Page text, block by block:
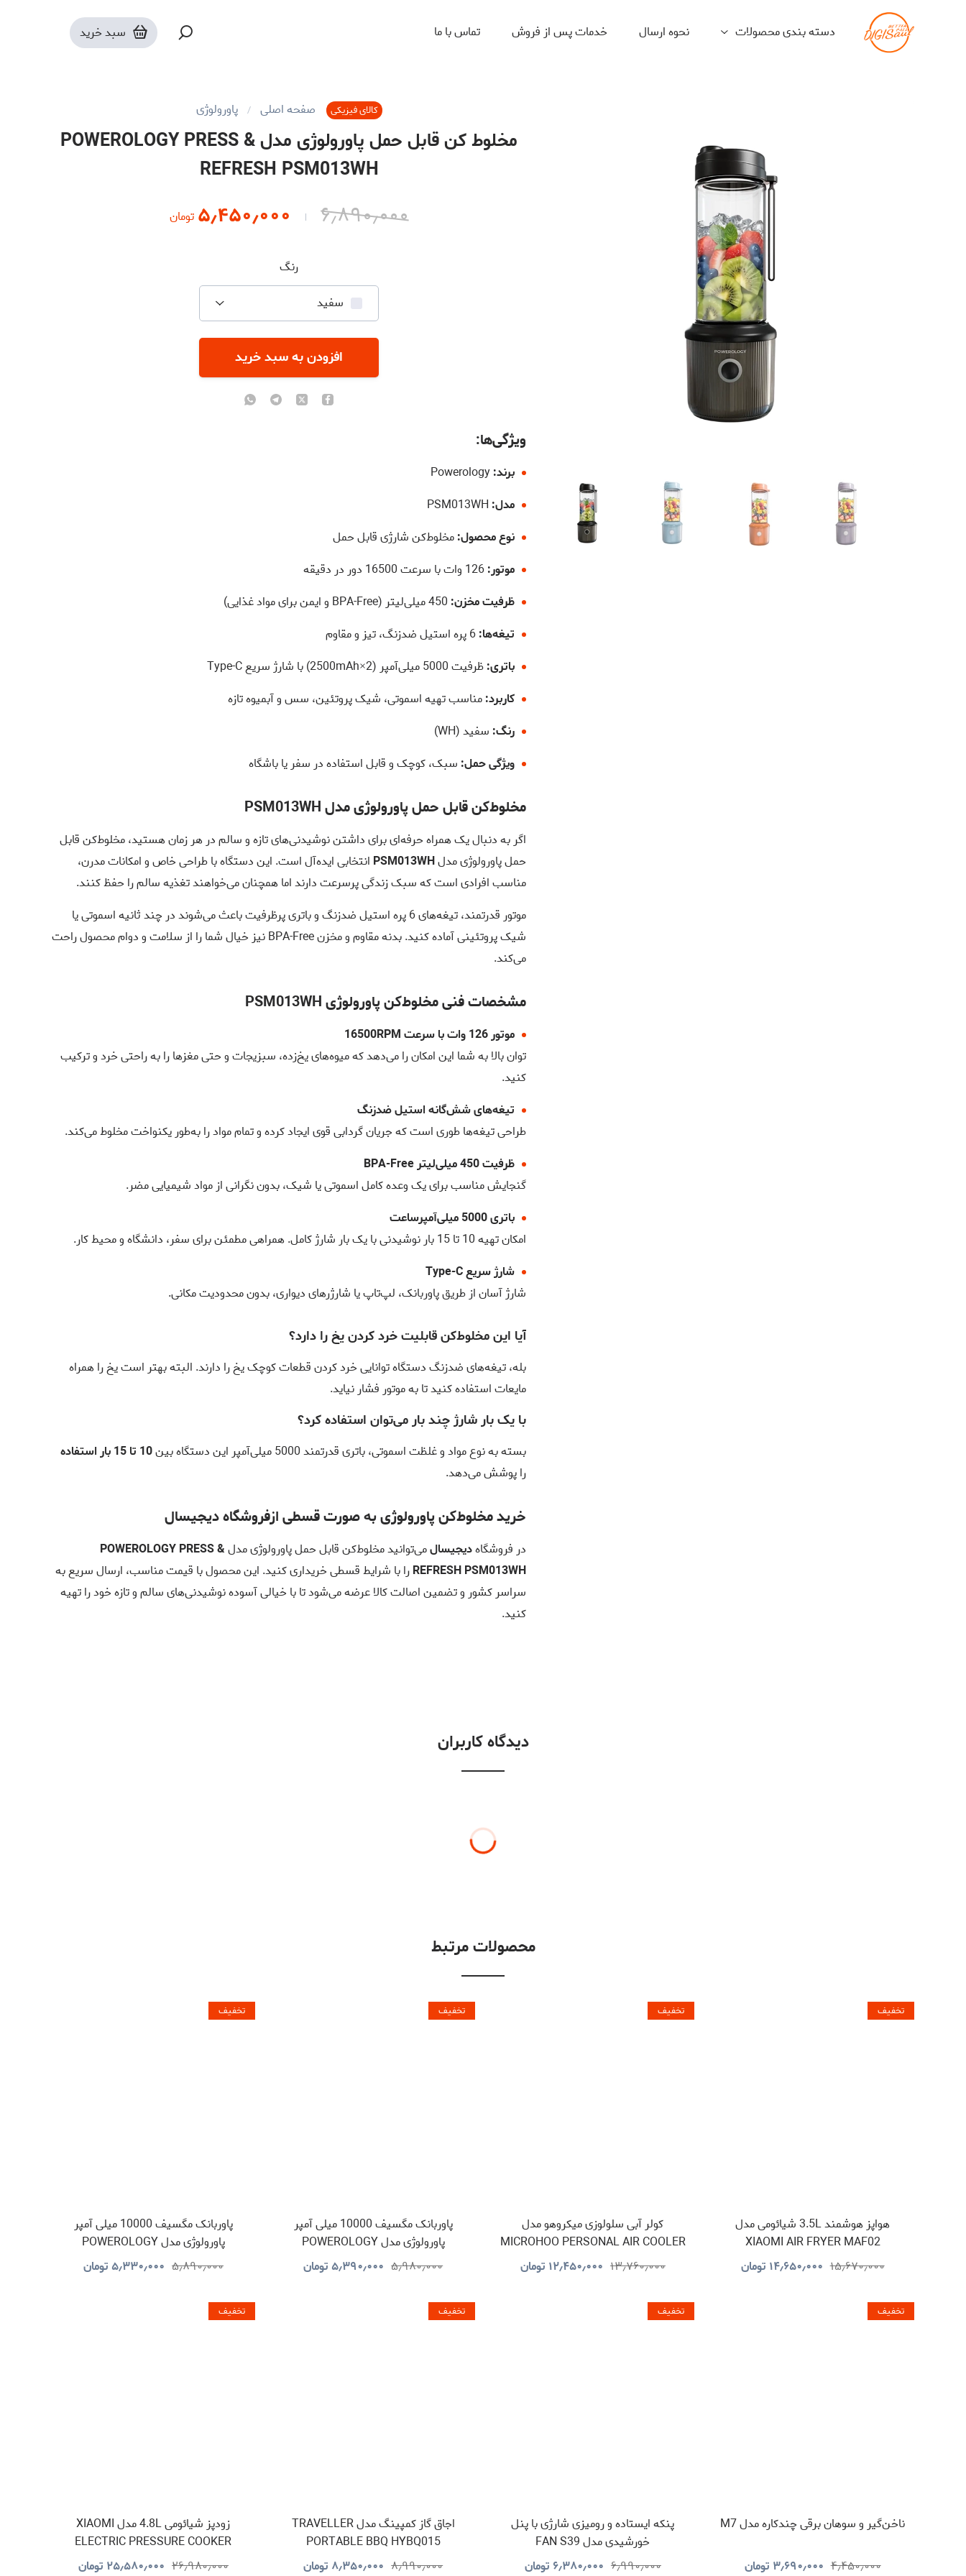
دسته بندی محصولات نحوه ارسال خدمات پس از فروش تماس با ما سبد خرید
کالای فیزیکی صفحه اصلی پاورولوژی
مخلوط کن قابل حمل پاورولوژی مدل POWEROLOGY PRESS &
REFRESH PSM013WH
۶٫۸۹۰٫۰۰۰ ۵٫۴۵۰٫۰۰۰ تومان
رنگ
سفید
افزودن به سبد خرید
ویژگی‌ها:
برند:
مدل:
نوع محصول:مخلوط‌کن شارژی قابل حمل
موتور:
ظرفیت مخزن:
تیغه‌ها:
باتری:ظرفیت 5000 میلی‌آمپر (2×2500mAh) با شارژ سریع Type-C
کاربرد:مناسب تهیه اسموتی، شیک پروتئین، سس و آبمیوه تازه
رنگ: سفید (WH)
ویژگی حمل: سبک، کوچک و قابل استفاده در سفر یا باشگاه
مخلوط‌کن قابل حمل پاورولوژی مدل PSM013WH
اگر به دنبال یک همراه حرفه‌ای برای داشتن نوشیدنی‌های تازه و سالم در هر زمان هستید، مخلوط‌کن قابل
حمل پاورولوژی مدلPSM013WH انتخابی ایده‌آل است. این دستگاه با طراحی خاص و امکانات مدرن،
مناسب افرادی است که سبک زندگی پرسرعت دارند اما همچنان می‌خواهند تغذیه سالم را حفظ کنند.
موتور قدرتمند، تیغه‌های 6 پره استیل ضدزنگ و باتری پرظرفیت باعث می‌شوند در چند ثانیه اسموتی یا
شیک پروتئینی آماده کنید. بدنه مقاوم و مخزن BPA-Free نیز خیال شما را از سلامت و دوام محصول راحت
می‌کند.
مشخصات فنی مخلوط‌کن پاورولوژی PSM013WH
موتور 126 وات با سرعت 16500RPM
توان بالا به شما این امکان را می‌دهد که میوه‌های یخ‌زده، سبزیجات و حتی مغزها را به راحتی خرد و ترکیب
کنید.
تیغه‌های شش‌گانه استیل ضدزنگ
طراحی تیغه‌ها طوری است که جریان گردابی قوی ایجاد کرده و تمام مواد را به‌طور یکنواخت مخلوط می‌کند.
ظرفیت 450 میلی‌لیتر BPA-Free
گنجایش مناسب برای یک وعده کامل اسموتی یا شیک، بدون نگرانی از مواد شیمیایی مضر.
باتری 5000 میلی‌آمپرساعت
امکان تهیه 10 تا 15 بار نوشیدنی با یک بار شارژ کامل. همراهی مطمئن برای سفر، دانشگاه و محیط کار.
شارژ سریع Type-C
شارژ آسان از طریق پاوربانک، لپ‌تاپ یا شارژرهای دیواری، بدون محدودیت مکانی.
آیا این مخلوط‌کن قابلیت خرد کردن یخ را دارد؟
بله، تیغه‌های ضدزنگ دستگاه توانایی خرد کردن قطعات کوچک یخ را دارند. البته بهتر است یخ را همراه
مایعات استفاده کنید تا به موتور فشار نیاید.
با یک بار شارژ چند بار می‌توان استفاده کرد؟
بسته به نوع مواد و غلظت اسموتی، باتری قدرتمند 5000 میلی‌آمپر این دستگاه بین
10 تا 15 بار استفاده
را پوشش می‌دهد.
خرید مخلوط‌کن پاورولوژی به صورت قسطی ازفروشگاه دیجیسال
در فروشگاهدیجیسالمی‌توانید مخلوط‌کن قابل حمل پاورولوژی مدلPOWEROLOGY PRESS &
REFRESH PSM013WHرا با شرایط قسطی خریداری کنید. این محصول با قیمت مناسب، ارسال سریع به
سراسر کشور و تضمین اصالت کالا عرضه می‌شود تا با خیالی آسوده نوشیدنی‌های سالم و تازه خود را تهیه
کنید.
دیدگاه کاربران
محصولات مرتبط
تخفیف
هواپز هوشمند 3.5L شیائومی مدل
XIAOMI AIR FRYER MAF02
۱۵٫۶۷۰٫۰۰۰ ۱۴٫۶۵۰٫۰۰۰ تومان
تخفیف
کولر آبی سلولوزی میکروهو مدل
MICROHOO PERSONAL AIR COOLER
MH01R۱۳٫۷۶۰٫۰۰۰ ۱۲٫۴۵۰٫۰۰۰ تومان
تخفیف
پاوربانک مگسیف 10000 میلی آمپر
پاورولوژی مدل POWEROLOGY
SPETEMOR GLASS SURFACE
PPBCHA36
۵٫۹۸۰٫۰۰۰ ۵٫۳۹۰٫۰۰۰تومان
تخفیف
پاوربانک مگسیف 10000 میلی آمپر
پاورولوژی مدل POWEROLOGY
MAGSAFE ALUMINUM PPBCHA34TI
۵٫۸۹۰٫۰۰۰ ۵٫۳۳۰٫۰۰۰تومان
تخفیف
ناخن‌گیر و سوهان برقی چندکاره مدل M7
۴٫۴۵۰٫۰۰۰ ۳٫۶۹۰٫۰۰۰ تومان
تخفیف
پنکه ایستاده و رومیزی شارژی با پنل
خورشیدی مدل FAN S39
۶٫۹۹۰٫۰۰۰ ۶٫۳۸۰٫۰۰۰ تومان
تخفیف
اجاق گاز کمپینگ مدل TRAVELLER
PORTABLE BBQ HYBQ015
۸٫۹۹۰٫۰۰۰ ۸٫۳۵۰٫۰۰۰ تومان
تخفیف
زودپز شیائومی 4.8L مدل XIAOMI
ELECTRIC PRESSURE COOKER
۲۶٫۹۸۰٫۰۰۰ ۲۵٫۵۸۰٫۰۰۰ تومان